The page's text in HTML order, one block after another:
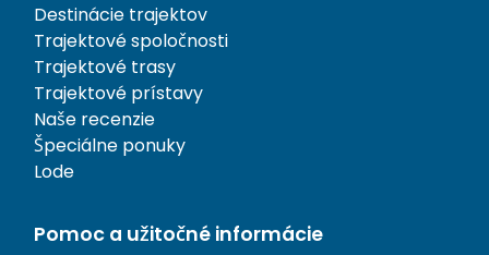
Destinácie trajektov
Trajektové spoločnosti
Trajektové trasy
Trajektové prístavy
Naše recenzie
Špeciálne ponuky
Lode
Pomoc a užitočné informácie